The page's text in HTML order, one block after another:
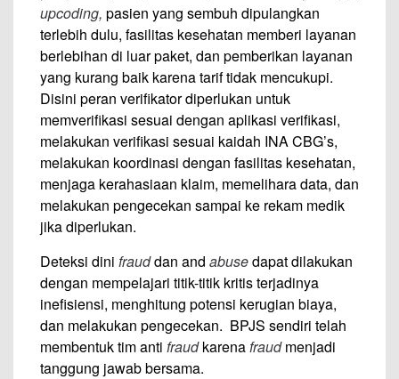
upcoding, pasien yang sembuh dipulangkan
terlebih dulu, fasilitas kesehatan memberi layanan
berlebihan di luar paket, dan pemberikan layanan
yang kurang baik karena tarif tidak mencukupi.
Disini peran verifikator diperlukan untuk
memverifikasi sesuai dengan aplikasi verifikasi,
melakukan verifikasi sesuai kaidah INA CBG’s,
melakukan koordinasi dengan fasilitas kesehatan,
menjaga kerahasiaan klaim, memelihara data, dan
melakukan pengecekan sampai ke rekam medik
jika diperlukan.
Deteksi dini frauddan and abusedapat dilakukan
dengan mempelajari titik-titik kritis terjadinya
inefisiensi, menghitung potensi kerugian biaya,
dan melakukan pengecekan. BPJS sendiri telah
membentuk tim anti fraudkarenafraudmenjadi
tanggung jawab bersama.